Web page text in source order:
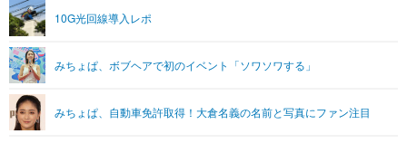
グラビア ブログ
ショッピング その他
ライフTOP
リリース一覧
プッシュ通知の停止方法
10G光回線導入レポ
みちょぱ、ボブヘアで初のイベント「ソワソワする」
みちょぱ、自動車免許取得！大倉名義の名前と写真にファン注目